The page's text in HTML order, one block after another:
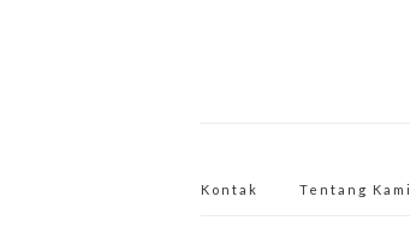
Kontak Tentang Kami